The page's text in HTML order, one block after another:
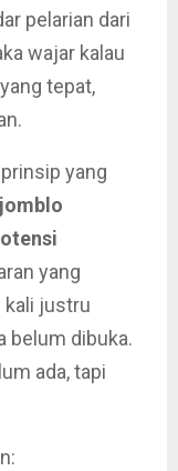
pelarian dari
wajar kalau
tepat,
yang
yang
kali justru
belum dibuka.
ada, tapi